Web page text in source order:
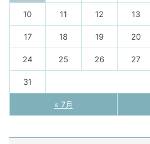
« 7月
10 11 12 13
17 18 19 20
24 25 26 27
31